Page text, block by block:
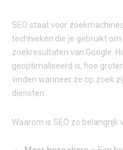
SEO staat voor
technieken die je gebruikt
zoekresultaten van Google.
geoptimaliseerd is, hoe
vinden wanneer ze op zoek
diensten.
Waarom is SEO zo